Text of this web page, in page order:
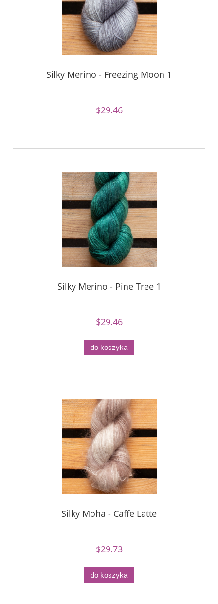
Silky Merino - Freezing Moon 1
$29.46
Silky Merino - Pine Tree 1
$29.46
do koszyka
Silky Moha - Caffe Latte
$29.73
do koszyka